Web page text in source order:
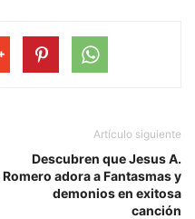
Artículo siguiente
Descubren que Jesus A.
Romero adora a Fantasmas y
demonios en exitosa
canción